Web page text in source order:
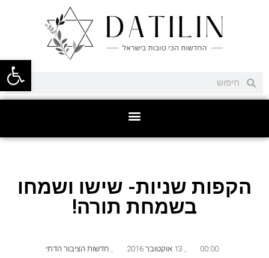
פתח
הקפות שניות- שישו ושמחו
בשמחת תורה!
00:00
,
, חדשות הציבור הדתי